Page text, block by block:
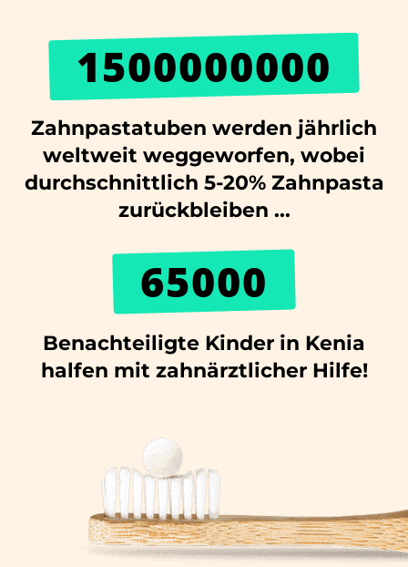
1500000000
Zahnpastatuben werden jährlich
weltweit weggeworfen, wobei
durchschnittlich 5-20% Zahnpasta
zurückbleiben ...
65000
Benachteiligte Kinder in Kenia
halfen mit zahnärztlicher Hilfe!